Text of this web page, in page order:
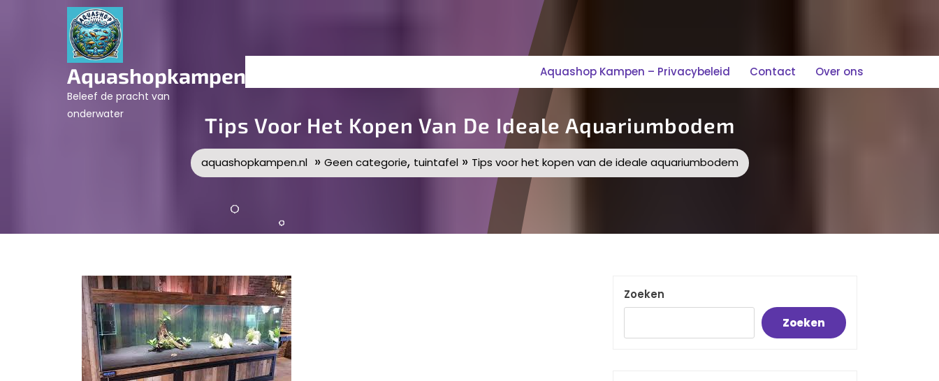
Aquashopkampen.nl
Beleef de pracht van
onderwater
Aquashop Kampen – Privacybeleid Contact Over ons
Tips Voor Het Kopen Van De Ideale Aquariumbodem
aquashopkampen.nl» Geen categorie, tuintafel» Tips voor het kopen van de ideale aquariumbodem
Zoeken
Zoeken